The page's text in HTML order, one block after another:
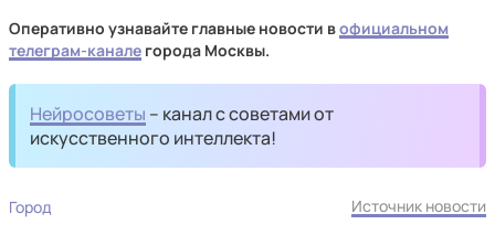
Оперативно узнавайте главные новости вофициальном
телеграм-канале города Москвы.
Нейросоветы – канал с советами от
искусственного интеллекта!
Город Источник новости